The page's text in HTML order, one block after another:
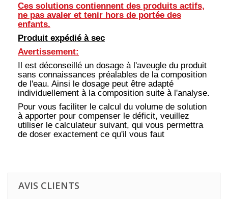
Ces solutions contiennent des produits actifs,
ne pas avaler et tenir hors de portée des
enfants.
Produit expédié à sec
Avertissement:
Il est déconseillé un dosage à l'aveugle du produit
sans connaissances préalables de la composition
de l'eau. Ainsi le dosage peut être adapté
individuellement à la composition suite à l'analyse.
Pour vous faciliter le calcul du volume de solution
à apporter pour compenser le déficit, veuillez
utiliser le calculateur suivant, qui vous permettra
de doser exactement ce qu'il vous faut
AVIS CLIENTS